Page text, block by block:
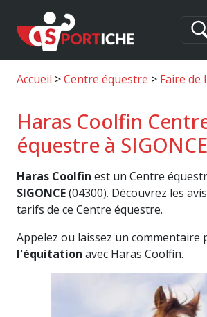
Accueil Centre équestre Faire de
Haras Coolfin
équestre à
Haras Coolfin est un Centre
SIGONCE(04300). Découvrez les
tarifs de ce Centre équestre.
Appelez ou laissez un commentaire
l'équitation avec Haras Coolfin.